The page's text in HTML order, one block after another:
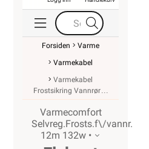
Forsiden
Varme
Varmekabel
Varmekabel
Frostsikring Vannrør
Varmecomfort
Selvreg.Frosts.f\/vannr.
12m 132w •